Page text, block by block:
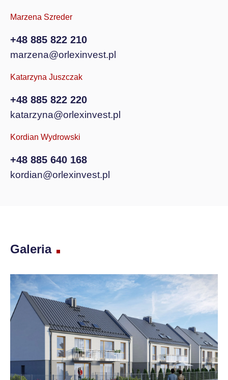
Marzena Szreder
+48 885 822 210
marzena@orlexinvest.pl
Katarzyna Juszczak
+48 885 822 220
katarzyna@orlexinvest.pl
Kordian Wydrowski
+48 885 640 168
kordian@orlexinvest.pl
Galeria